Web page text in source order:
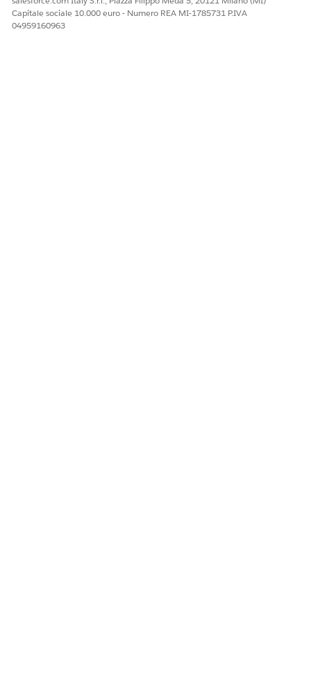
Capitale sociale 10.000 euro - Numero REA MI-1785731 P.IVA
04959160963